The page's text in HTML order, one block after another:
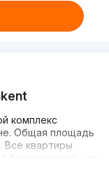
комплекс
Общая площадь
Все квартиры
будущим жильцам